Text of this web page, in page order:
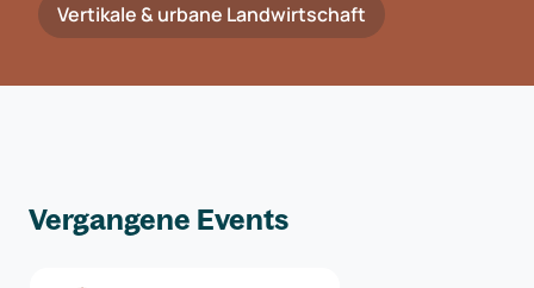
Vertikale & urbane Landwirtschaft
Vergangene Events